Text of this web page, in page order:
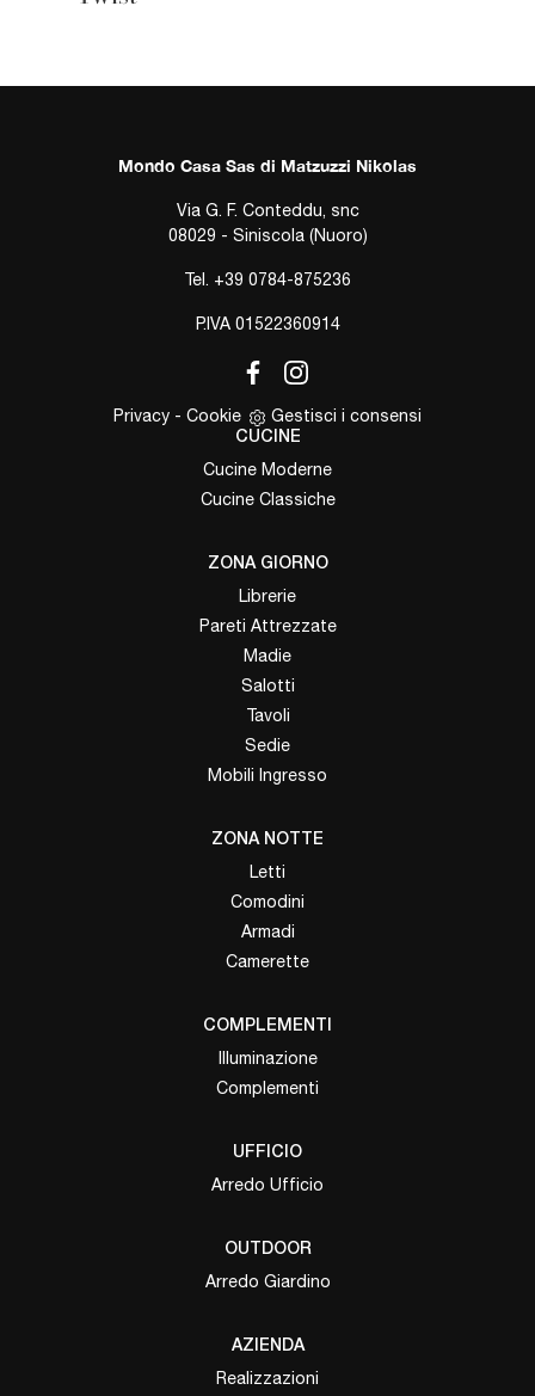
Mondo Casa Sas di Matzuzzi Nikolas
Via G. F. Conteddu, snc
08029 - Siniscola (Nuoro)
Tel. +39 0784-875236
P.IVA 01522360914
Privacy - Cookie Gestisci i consensi
CUCINE
Cucine Moderne
Cucine Classiche
ZONA GIORNO
Librerie
Pareti Attrezzate
Madie
Salotti
Tavoli
Sedie
Mobili Ingresso
ZONA NOTTE
Letti
Comodini
Armadi
Camerette
COMPLEMENTI
Illuminazione
Complementi
UFFICIO
Arredo Ufficio
OUTDOOR
Arredo Giardino
AZIENDA
Realizzazioni